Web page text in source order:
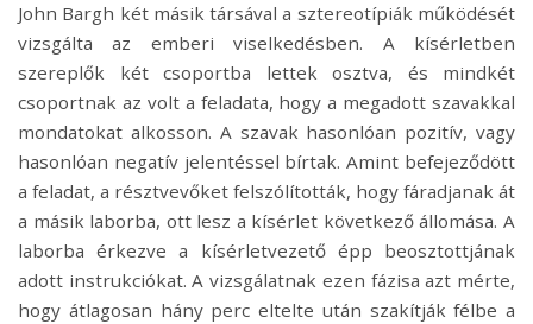
John Bargh két másik társával a sztereotípiák működését
vizsgálta az emberi viselkedésben. A kísérletben
szereplők két csoportba lettek osztva, és mindkét
csoportnak az volt a feladata, hogy a megadott szavakkal
mondatokat alkosson. A szavak hasonlóan pozitív, vagy
hasonlóan negatív jelentéssel bírtak. Amint befejeződött
a feladat, a résztvevőket felszólították, hogy fáradjanak át
a másik laborba, ott lesz a kísérlet következő állomása. A
laborba érkezve a kísérletvezető épp beosztottjának
adott instrukciókat. A vizsgálatnak ezen fázisa azt mérte,
hogy átlagosan hány perc eltelte után szakítják félbe a